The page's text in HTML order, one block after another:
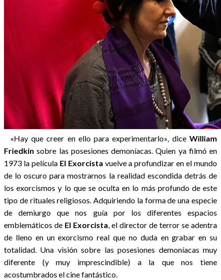
«Hay que creer en ello para experimentarlo», dice William
Friedkinsobre las posesiones demoníacas. Quien ya filmó en
1973 la película El Exorcista vuelve a profundizar en el mundo
de lo oscuro para mostrarnos la realidad escondida detrás de
los exorcismos y lo que se oculta en lo más profundo de este
tipo de rituales religiosos. Adquiriendo la forma de una especie
de demiurgo que nos guía por los diferentes espacios
emblemáticos de El Exorcista, el director de terror se adentra
de lleno en un exorcismo real que no duda en grabar en su
totalidad. Una visión sobre las posesiones demoníacas muy
diferente (y muy imprescindible) a la que nos tiene
acostumbrados el cine fantástico.